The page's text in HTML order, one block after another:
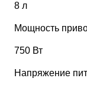
8 л
Мощность
750 Вт
Напряжение